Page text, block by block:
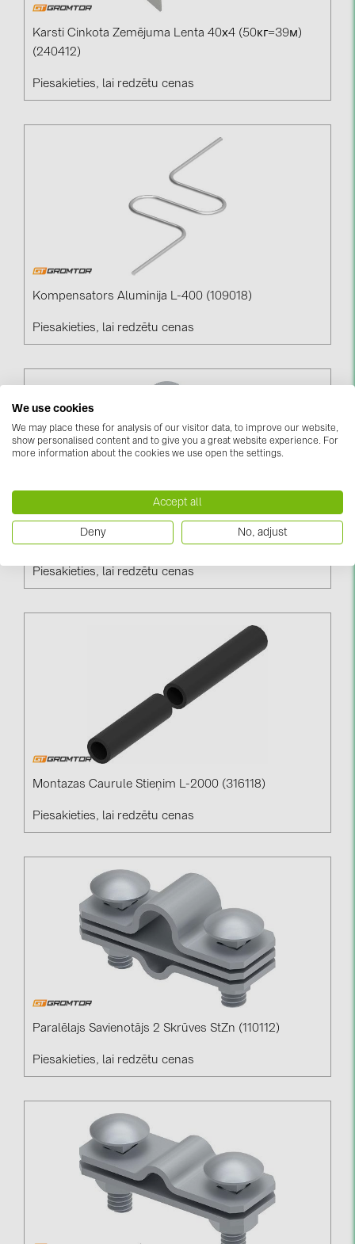
Karsti Cinkota Zemējuma Lenta 40х4 (50кг=39м)
(240412)
Piesakieties, lai redzētu cenas
Kompensators Aluminija L-400 (109018)
Piesakieties, lai redzētu cenas
Krustveida Savienotājs 4 Skrūves StZn (101112)
Piesakieties, lai redzētu cenas
Montazas Caurule Stieņim L-2000 (316118)
Piesakieties, lai redzētu cenas
Paralēlajs Savienotājs 2 Skrūves StZn (110112)
Piesakieties, lai redzētu cenas
We use cookies
We may place these for analysis of our visitor data, to improve our website,
show personalised content and to give you a great website experience. For
more information about the cookies we use open the settings.
Accept all
Deny No, adjust